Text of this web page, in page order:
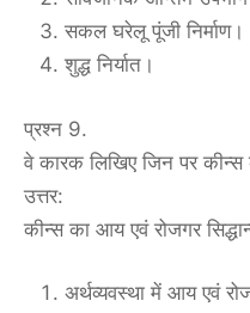
सकल घरेलू पूंजी निर्माण।
शुद्ध निर्यात।
प्रश्न 9.
वे कारक लिखिए जिन पर कीन्स
उत्तर:
कीन्स का आय एवं रोजगर
अर्थव्यवस्था में आय एवं